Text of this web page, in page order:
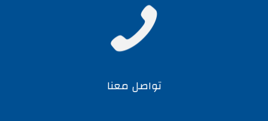

تواصل معنا